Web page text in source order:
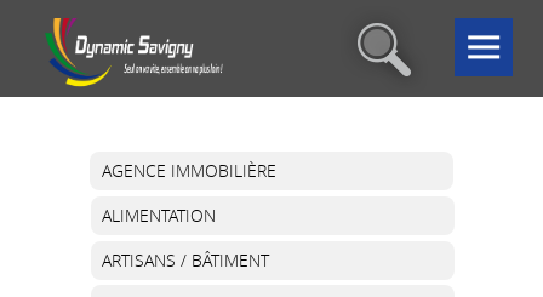
AGENCE IMMOBILIÈRE
ALIMENTATION
ARTISANS / BÂTIMENT